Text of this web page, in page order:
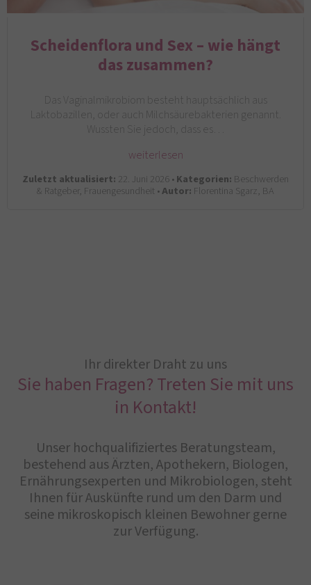
Scheidenflora und Sex – wie hängt
das zusammen?
Das Vaginalmikrobiom besteht hauptsächlich aus
Laktobazillen, oder auch Milchsäurebakterien genannt.
Wussten Sie jedoch, dass es…
weiterlesen
Zuletzt aktualisiert: 22. Juni 2026 •Kategorien: Beschwerden
& Ratgeber, Frauengesundheit •Autor: Florentina Sgarz, BA
Ihr direkter Draht zu uns
Sie haben Fragen? Treten Sie mit uns
in Kontakt!
Unser hochqualifiziertes Beratungsteam,
bestehend aus Ärzten, Apothekern, Biologen,
Ernährungsexperten und Mikrobiologen, steht
Ihnen für Auskünfte rund um den Darm und
seine mikroskopisch kleinen Bewohner gerne
zur Verfügung.